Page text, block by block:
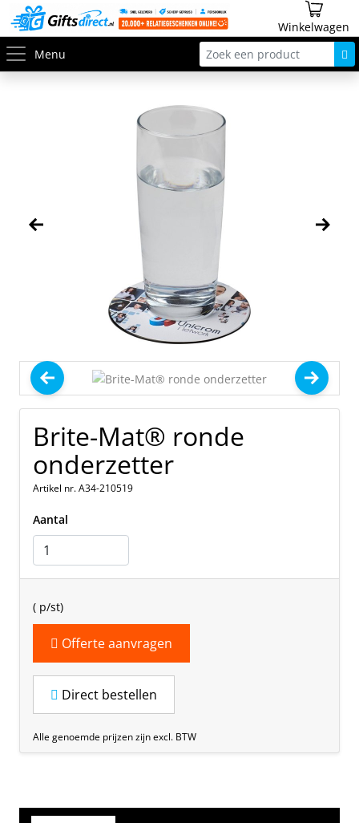
Winkelwagen
Menu
Brite-Mat® ronde
onderzetter
Artikel nr. A34-210519
Aantal
( p/st)
Offerte aanvragen
Direct bestellen
Alle genoemde prijzen zijn excl. BTW